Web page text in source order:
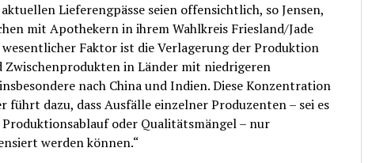
Lieferengpässe seien offensichtlich, so Jensen,
mit Apothekern in ihrem Wahlkreis Friesland/Jade
Faktor ist die Verlagerung der Produktion
in Länder mit niedrigeren
nach China und Indien. Diese Konzentration
führt dazu, dass Ausfälle einzelner Produzenten – sei es
oder Qualitätsmängel – nur
werden können.“